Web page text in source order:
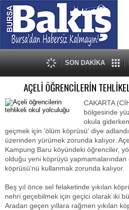
SON DAKİKA
AÇELİ ÖĞRENCİLERİN
CAKARTA
bölgesinde
okula
geçmek için 'ölüm köprüsü' diye
üzerinden yürümek zorunda kalıyor.
Kampung Baru köyündeki öğrenciler,
olduğu yeni köprüyü
köprüsü'nü kullanmak zorunda kalıyor.
Beş yıl önce sel felaketinde yıkılan
nehri geçebilmek için geçici olarak iki
Aradan geçen yıllara rağmen yıkılan